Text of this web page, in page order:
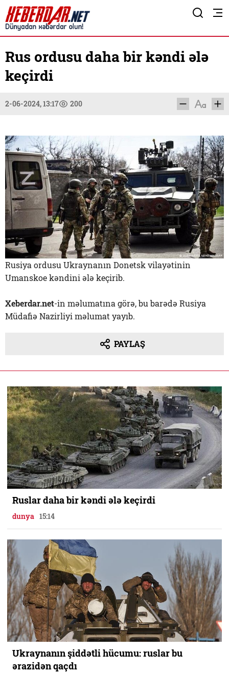
Rus ordusu daha bir kəndi ələ
keçirdi
2-06-2024, 13:17 200
Rusiya ordusu Ukraynanın Donetsk vilayətinin
Umanskoe kəndini ələ keçirib.
Xeberdar.net-in məlumatına görə, bu barədə Rusiya
Müdafiə Nazirliyi məlumat yayıb.
PAYLAŞ
Ruslar daha bir kəndi ələ keçirdi
dunya 15:14
Ukraynanın şiddətli hücumu: ruslar bu
ərazidən qaçdı